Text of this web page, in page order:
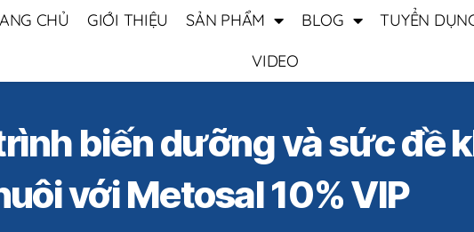
CHỦ GIỚI THIỆU SẢN PHẨM BLOG TUYỂN
VIDEO
biến dưỡng và sức đề
với Metosal 10% VIP